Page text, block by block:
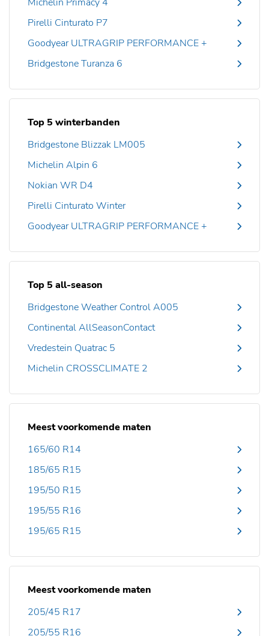
Michelin Primacy 4
Pirelli Cinturato P7
Goodyear ULTRAGRIP PERFORMANCE +
Bridgestone Turanza 6
Top 5 winterbanden
Bridgestone Blizzak LM005
Michelin Alpin 6
Nokian WR D4
Pirelli Cinturato Winter
Goodyear ULTRAGRIP PERFORMANCE +
Top 5 all-season
Bridgestone Weather Control A005
Continental AllSeasonContact
Vredestein Quatrac 5
Michelin CROSSCLIMATE 2
Meest voorkomende maten
165/60 R14
185/65 R15
195/50 R15
195/55 R16
195/65 R15
Meest voorkomende maten
205/45 R17
205/55 R16